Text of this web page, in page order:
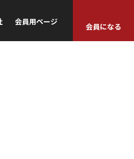
会員用ページ
会員になる